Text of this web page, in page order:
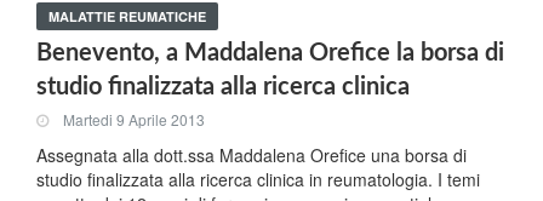
MALATTIE REUMATICHE
Benevento, a Maddalena Orefice la borsa di
studio finalizzata alla ricerca clinica
Martedi 9 Aprile 2013
Assegnata alla dott.ssa Maddalena Orefice una borsa di
studio finalizzata alla ricerca clinica in reumatologia. I temi